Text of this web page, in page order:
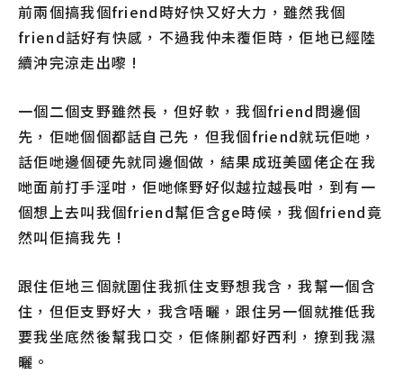
前兩個搞我個friend時好快又好大力，雖然我個
friend話好有快感，不過我仲未覆佢時，佢地已經陸
續沖完涼走出嚟 !
一個二個支野雖然長，但好軟，我個friend問邊個
先，佢哋個個都話自己先，但我個friend就玩佢哋，
話佢哋邊個硬先就同邊個做，結果成班美國佬企在我
哋面前打手淫咁，佢哋條野好似越拉越長咁，到有一
個想上去叫我個friend幫佢含ge時候，我個friend竟
然叫佢搞我先 !
跟住佢地三個就圍住我抓住支野想我含，我幫一個含
住，但佢支野好大，我含唔曬，跟住另一個就推低我
要我坐底然後幫我口交，佢條脷都好西利，撩到我濕
曬。